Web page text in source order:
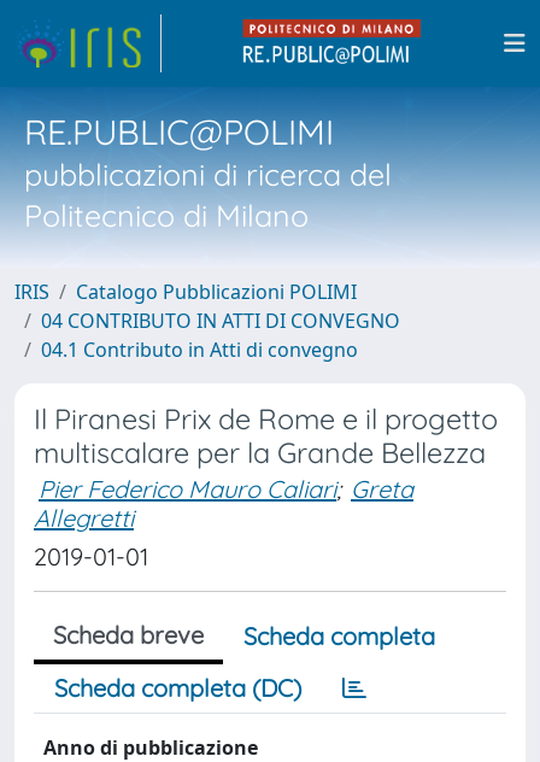
RE.PUBLIC@POLIMI
pubblicazioni di ricerca del
Politecnico di Milano
IRIS
Catalogo Pubblicazioni POLIMI
04 CONTRIBUTO IN ATTI DI CONVEGNO
04.1 Contributo in Atti di convegno
Il Piranesi Prix de Rome e il progetto
multiscalare per la Grande Bellezza
Pier Federico Mauro Caliari; Greta
Allegretti
2019-01-01
Scheda breve
Scheda completa
Scheda completa (DC)
Anno di pubblicazione